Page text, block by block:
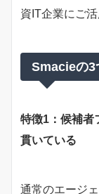
資IT企業にご
Smacieの3
特徴1：候補者
貫いている
通常のエージ